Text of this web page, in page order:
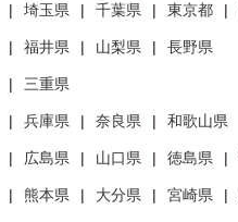
埼玉県 千葉県 東京都
福井県 山梨県 長野県
三重県
兵庫県 奈良県 和歌山県
広島県 山口県 徳島県
熊本県 大分県 宮崎県